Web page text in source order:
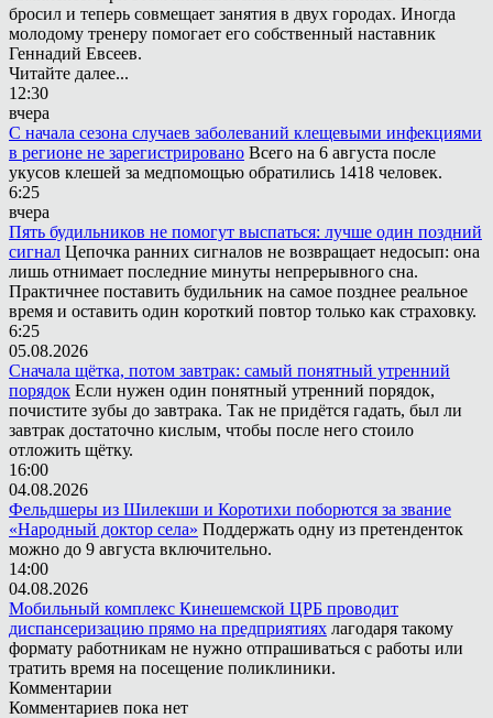
бросил и теперь совмещает занятия в двух городах. Иногда
молодому тренеру помогает его собственный наставник
Геннадий Евсеев.
Читайте далее...
12:30
вчера
С начала сезона случаев заболеваний клещевыми инфекциями
в регионе не зарегистрировано Всего на 6 августа после
укусов клешей за медпомощью обратились 1418 человек.
6:25
вчера
Пять будильников не помогут выспаться: лучше один поздний
сигнал Цепочка ранних сигналов не возвращает недосып: она
лишь отнимает последние минуты непрерывного сна.
Практичнее поставить будильник на самое позднее реальное
время и оставить один короткий повтор только как страховку.
6:25
05.08.2026
Сначала щётка, потом завтрак: самый понятный утренний
порядок Если нужен один понятный утренний порядок,
почистите зубы до завтрака. Так не придётся гадать, был ли
завтрак достаточно кислым, чтобы после него стоило
отложить щётку.
16:00
04.08.2026
Фельдшеры из Шилекши и Коротихи поборются за звание
«Народный доктор села» Поддержать одну из претенденток
можно до 9 августа включительно.
14:00
04.08.2026
Мобильный комплекс Кинешемской ЦРБ проводит
диспансеризацию прямо на предприятиях лагодаря такому
формату работникам не нужно отпрашиваться с работы или
тратить время на посещение поликлиники.
Комментарии
Комментариев пока нет